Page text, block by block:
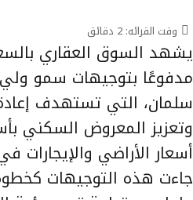
وقت القرائه: 2 دقائق
يشهد السوق العقاري
مدفوعًا بتوجيهات سمو
سلمان، التي تستهدف
وتعزيز المعروض السكني
أسعار الأراضي والإيجارات
جاءت هذه التوجيهات كخطوة